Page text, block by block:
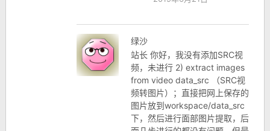
绿沙
站长 你好，我没有添加SRC视
频，未进行 2) extract images
from video data_src （SRC视
频转图片）；直接把网上保存的
图片放到workspace/data_src
下，然后进行面部图片提取，后